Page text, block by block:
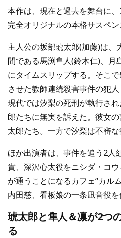
本作は、現在と過去を舞台に
完全オリジナルの本格サスペン
主人公の坂部琥太郎(加藤)は、
間である馬渕隼人(鈴木仁)、月
にタイムスリップする。そこ
させた教師連続殺害事件の犯人
現代では汐梨の死刑が執行さ
郎たちに無実を訴えた。彼女
太郎たち。一方で汐梨は不審な
ほか出演者は、事件を追う2人
貴、深沢心太役をニシダ・コ
が通うことになるカフェ“カル
内田慈、看板娘の一条凪音役を
琥太郎と隼人＆凛が2つ
る